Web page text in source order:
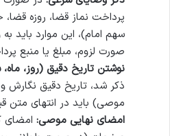
پرداخت نماز قضا، روزه
سهم امام)، این موارد باید
صورت لزوم، مبلغ یا منبع
نوشتن تاریخ دقیق (روز،
ذکر شد، تاریخ دقیق
موصی) باید در انتهای متن
امضای نهایی موصی: امضای